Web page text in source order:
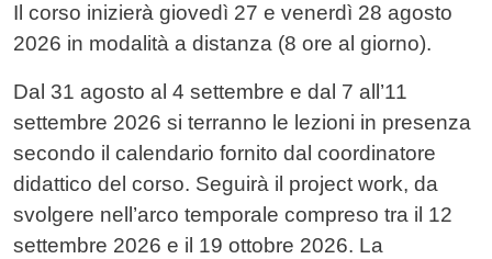
Il corso inizierà giovedì 27 e venerdì 28 agosto
2026 in modalità a distanza (8 ore al giorno).
Dal 31 agosto al 4 settembre e dal 7 all’11
settembre 2026 si terranno le lezioni in presenza
secondo il calendario fornito dal coordinatore
didattico del corso. Seguirà il project work, da
svolgere nell’arco temporale compreso tra il 12
settembre 2026 e il 19 ottobre 2026. La